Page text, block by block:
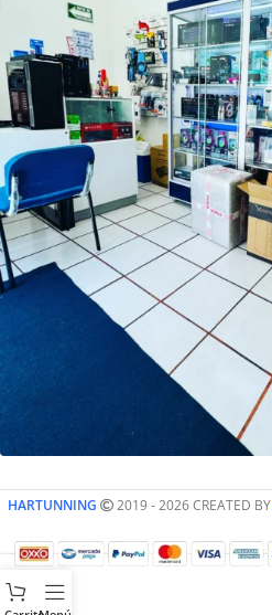
HARTUNNING 2019 - 2026 CREATED BY